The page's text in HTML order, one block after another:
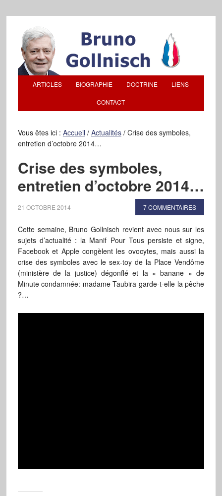
ARTICLES BIOGRAPHIE DOCTRINE LIENS
CONTACT
Vous êtes ici : Accueil / Actualités /Crise des symboles,
entretien d’octobre 2014…
Crise des symboles,
entretien d’octobre 2014…
21 OCTOBRE 2014 7 COMMENTAIRES
Cette semaine, Bruno Gollnisch revient avec nous sur les
sujets d’actualité : la Manif Pour Tous persiste et signe,
Facebook et Apple congèlent les ovocytes, mais aussi la
crise des symboles avec le sex-toy de la Place Vendôme
(ministère de la justice) dégonflé et la « banane » de
Minute condamnée: madame Taubira garde-t-elle la pêche
?…